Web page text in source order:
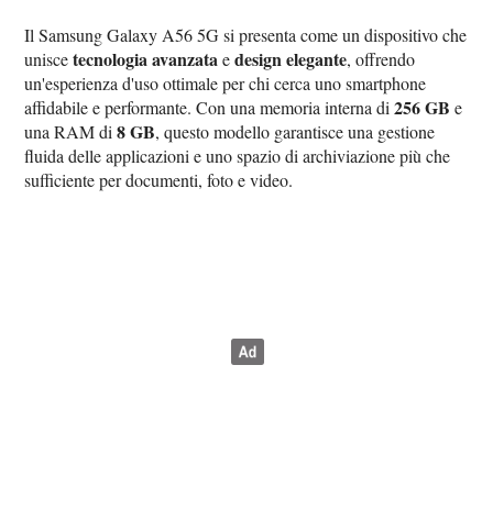
Il Samsung Galaxy A56 5G si presenta come un dispositivo che
uniscetecnologia avanzataedesign elegante, offrendo
un'esperienza d'uso ottimale per chi cerca uno smartphone
affidabile e performante. Con una memoria interna di256 GB e
una RAM di8 GB, questo modello garantisce una gestione
fluida delle applicazioni e uno spazio di archiviazione più che
sufficiente per documenti, foto e video.